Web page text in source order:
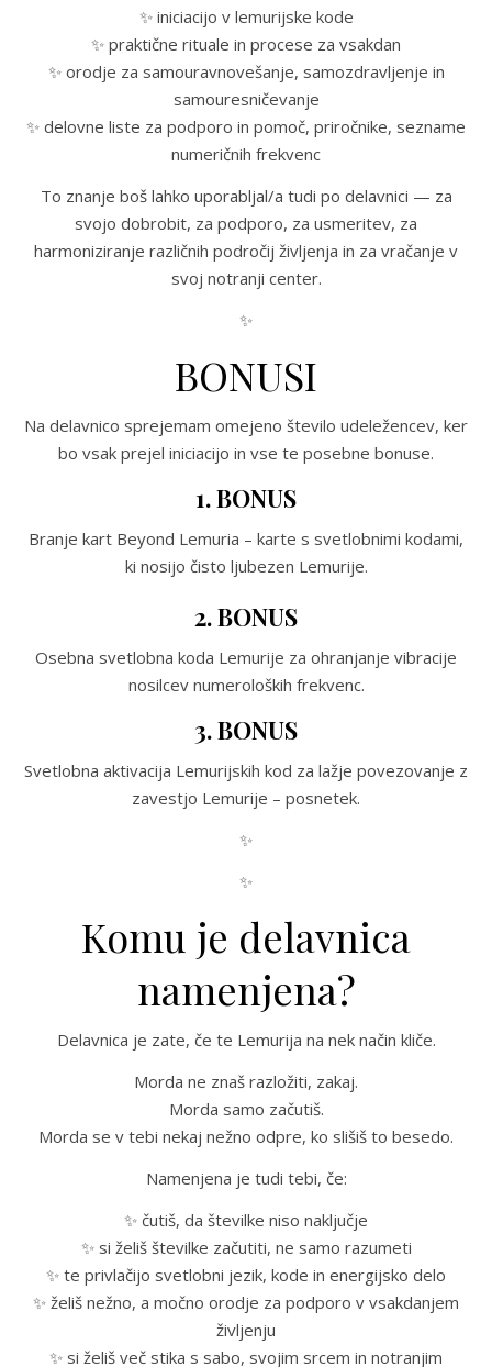
✨ iniciacijo v lemurijske kode
✨ praktične rituale in procese za vsakdan
✨ orodje za samouravnovešanje, samozdravljenje in
samouresničevanje
✨ delovne liste za podporo in pomoč, priročnike, sezname
numeričnih frekvenc
To znanje boš lahko uporabljal/a tudi po delavnici — za
svojo dobrobit, za podporo, za usmeritev, za
harmoniziranje različnih področij življenja in za vračanje v
svoj notranji center.
✨
BONUSI
Na delavnico sprejemam omejeno število udeležencev, ker
bo vsak prejel iniciacijo in vse te posebne bonuse.
1. BONUS
Branje kart Beyond Lemuria – karte s svetlobnimi kodami,
ki nosijo čisto ljubezen Lemurije.
2. BONUS
Osebna svetlobna koda Lemurije za ohranjanje vibracije
nosilcev numeroloških frekvenc.
3. BONUS
Svetlobna aktivacija Lemurijskih kod za lažje povezovanje z
zavestjo Lemurije – posnetek.
✨
✨
Komu je delavnica
namenjena?
Delavnica je zate, če te Lemurija na nek način kliče.
Morda ne znaš razložiti, zakaj.
Morda samo začutiš.
Morda se v tebi nekaj nežno odpre, ko slišiš to besedo.
Namenjena je tudi tebi, če:
✨ čutiš, da številke niso naključje
✨ si želiš številke začutiti, ne samo razumeti
✨ te privlačijo svetlobni jezik, kode in energijsko delo
✨ želiš nežno, a močno orodje za podporo v vsakdanjem
življenju
✨ si želiš več stika s sabo, svojim srcem in notranjim